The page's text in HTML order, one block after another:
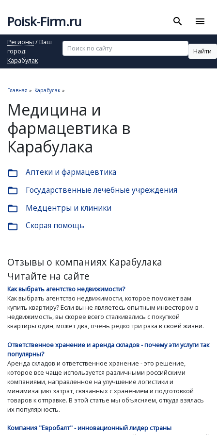
Poisk-Firm.ru search menu
Регионы / Ваш
город:
Карабулак
Найти
Главная » Карабулак »
Медицина и
фармацевтика в
Карабулака
folder_open Аптеки и фармацевтика
folder_open Государственные лечебные учреждения
folder_open Медцентры и клиники
folder_open Скорая помощь
Отзывы о компаниях Карабулака
Читайте на сайте
Как выбрать агентство недвижимости?
Как выбрать агентство недвижимости, которое поможет вам
купить квартиру? Если вы не являетесь опытным инвестором в
недвижимость, вы скорее всего сталкивались с покупкой
квартиры один, может два, очень редко три раза в своей жизни.
Ответственное хранение и аренда складов - почему эти услуги так
популярны?
Аренда складов и ответственное хранение - это решение,
которое все чаще используется различными российскими
компаниями, направленное на улучшение логистики и
минимизацию затрат, связанных с хранением и подготовкой
товаров к отправке. В этой статье мы объясняем, откуда взялась
их популярность.
Компания "Евробалт" - инновационный лидер страны